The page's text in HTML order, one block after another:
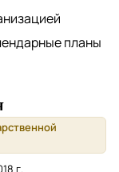
планы
г.